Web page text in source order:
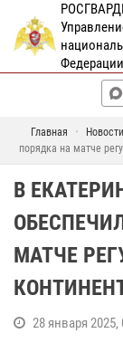
Главная Новости
порядка на матче
В
МАТЧЕ
28 января 2025,